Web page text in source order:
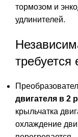
тормозом и
удлинителей.
требуется
двигателя в 2
крыльчатка
охлаждение